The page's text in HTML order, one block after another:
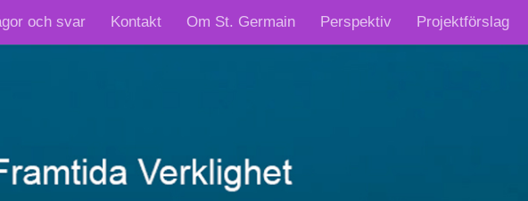
och svar Kontakt Om St. Germain Perspektiv Projektförslag